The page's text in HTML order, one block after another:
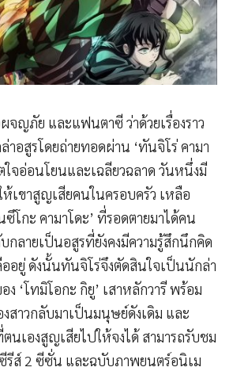
ญภัย และแฟนตาซี ว่าด้วยเรื่องราว
าอสูรโดยถ่ายทอดผ่าน ‘ทันจิโร่ คามา
จอ่อนโยนและเฉลียวฉลาด วันหนึ่งมี
เขาสูญเสียคนในครอบครัว เหลือ
ซึโกะ คามาโดะ’ ที่รอดตายมาได้คน
กลายเป็นอสูรที่ยังคงมีความรู้สึกนึกคิด
อยู่ ดังนั้นทันจิโร่จึงตัดสินใจเป็นนักล่า
‘โทมิโอกะ กิยู’ เสาหลักวารี พร้อม
สาวกลับมาเป็นมนุษย์ดังเดิม และ
นเองสูญเสียไปให้จงได้ สามารถรับชม
รีส์ 2 ซีซั่น และฉบับภาพยนตร์อนิเม